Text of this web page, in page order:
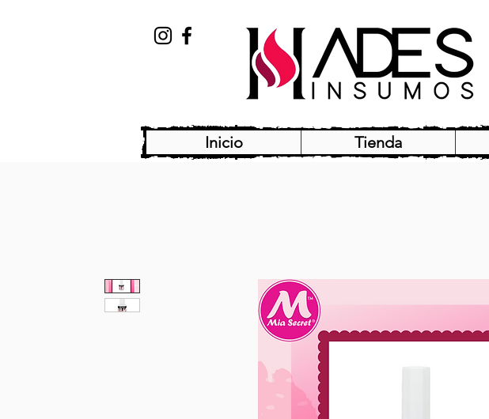
Inicio Tienda